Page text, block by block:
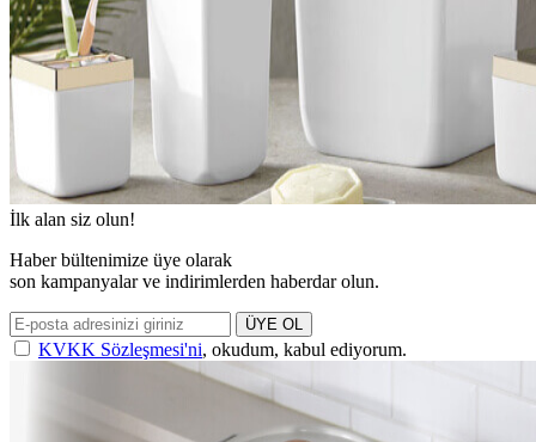
İlk alan siz olun!
Haber bültenimize üye olarak
son kampanyalar ve indirimlerden haberdar olun.
ÜYE OL
KVKK Sözleşmesi'ni, okudum, kabul ediyorum.